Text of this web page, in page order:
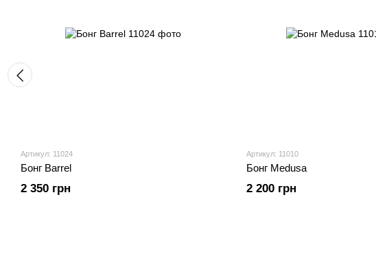
Артикул: 11024
Бонг Barrel
2 350 грн
Артикул: 11010
Бонг Medusa
2 200 грн